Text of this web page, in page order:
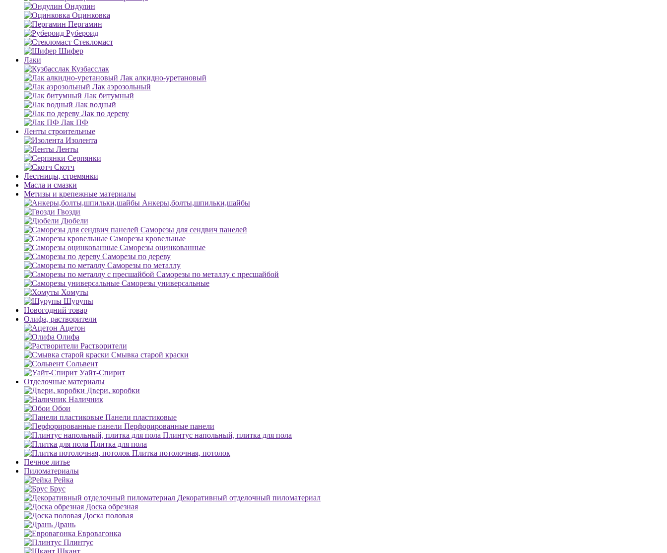
Ондулин
Оцинковка
Пергамин
Рубероид
Стекломаст
Шифер
Лаки
Кузбасслак
Лак алкидно-уретановый
Лак аэрозольный
Лак битумный
Лак водный
Лак по дереву
Лак ПФ
Ленты строительные
Изолента
Ленты
Серпянки
Скотч
Лестницы, стремянки
Масла и смазки
Метизы и крепежные материалы
Анкеры,болты,шпильки,шайбы
Гвозди
Дюбели
Саморезы для сендвич панелей
Саморезы кровельные
Саморезы оцинкованные
Саморезы по дереву
Саморезы по металлу
Саморезы по металлу с пресшайбой
Саморезы универсальные
Хомуты
Шурупы
Новогодний товар
Олифа, растворители
Ацетон
Олифа
Растворители
Смывка старой краски
Сольвент
Уайт-Спирит
Отделочные материалы
Двери, коробки
Наличник
Обои
Панели пластиковые
Перфорированные панели
Плинтус напольный, плитка для пола
Плитка для пола
Плитка потолочная, потолок
Печное литье
Пиломатериалы
Рейка
Брус
Декоративный отделочный пиломатериал
Доска обрезная
Доска половая
Дрань
Евровагонка
Плинтус
Шкант